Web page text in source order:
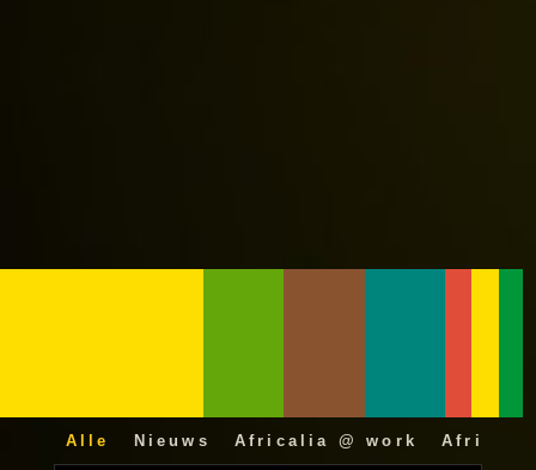
Alle Nieuws Africalia @ work